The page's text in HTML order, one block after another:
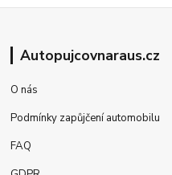
Autopujcovnaraus.cz
O nás
Podmínky zapůjčení automobilu
FAQ